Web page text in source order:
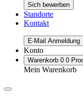
Sich bewerben
Standorte
Kontakt
E-Mail Anmeldung
Konto
Warenkorb 0 0
Mein Warenkorb